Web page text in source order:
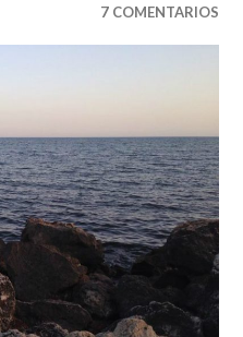
7 COMENTARIOS